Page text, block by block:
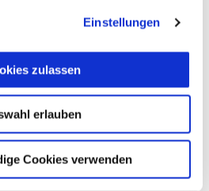
Einstellungen
zulassen
erlauben
Cookies verwenden
ein Minirock mit
eine Bomberjacke aus Leder, die
sagenumwobene Land der